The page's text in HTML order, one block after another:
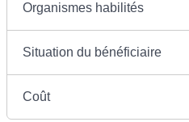
Organismes habilités
Situation du bénéficiaire
Coût